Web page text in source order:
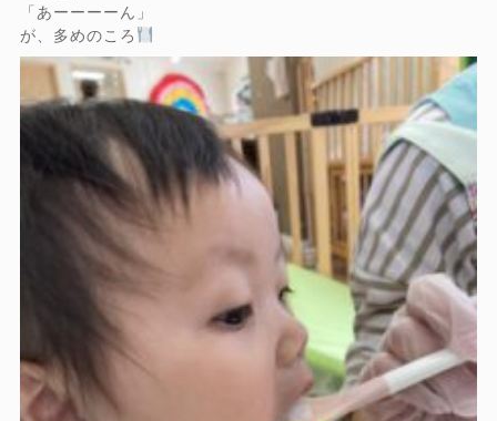
「あーーーーん」
が、多めのころ